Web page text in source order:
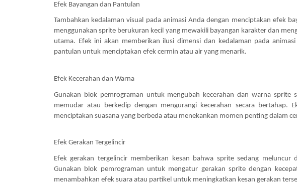
Efek Bayangan dan Pantulan
Tambahkan kedalaman visual pada animasi Anda dengan menciptakan efek
menggunakan sprite berukuran kecil yang mewakili bayangan karakter dan
utama. Efek ini akan memberikan ilusi dimensi dan kedalaman pada
pantulan untuk menciptakan efek cermin atau air yang menarik.
Efek Kecerahan dan Warna
Gunakan blok pemrograman untuk mengubah kecerahan dan warna sprite
memudar atau berkedip dengan mengurangi kecerahan secara bertahap.
menciptakan suasana yang berbeda atau menekankan momen penting dalam
Efek Gerakan Tergelincir
Efek gerakan tergelincir memberikan kesan bahwa sprite sedang
Gunakan blok pemrograman untuk mengatur gerakan sprite dengan
menambahkan efek suara atau partikel untuk meningkatkan kesan gerakan